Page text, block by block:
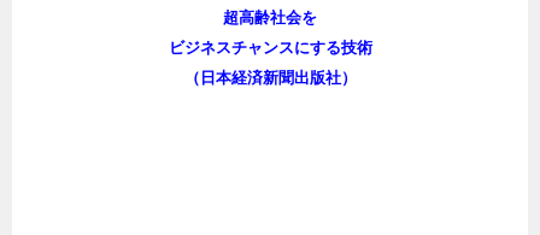
超高齢社会を
ビジネスチャンスにする技術
（日本経済新聞出版社）